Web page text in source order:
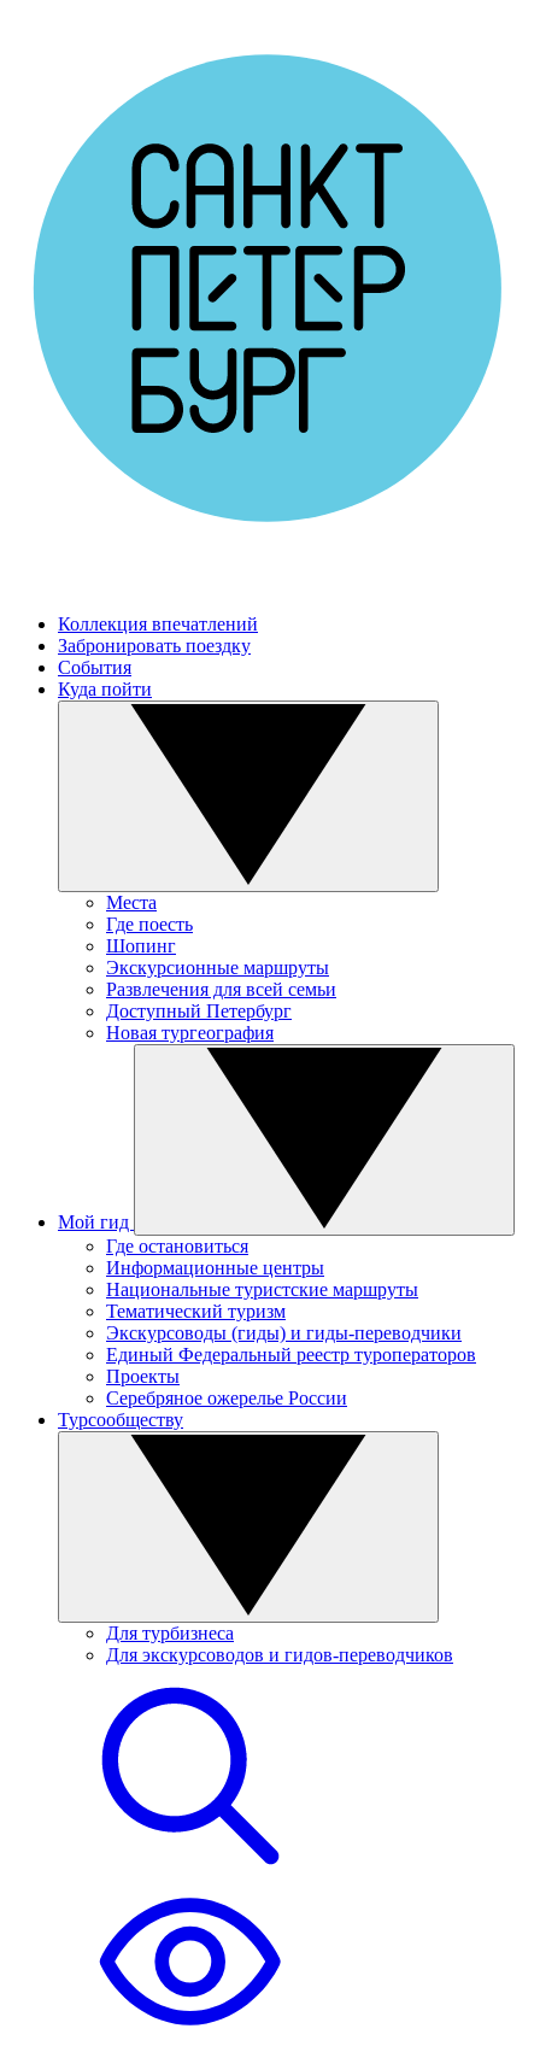
Коллекция впечатлений
Забронировать поездку
События
Куда пойти
Места
Где поесть
Шопинг
Экскурсионные маршруты
Развлечения для всей семьи
Доступный Петербург
Новая тургеография
Мой гид
Где остановиться
Информационные центры
Национальные туристские маршруты
Тематический туризм
Экскурсоводы (гиды) и гиды-переводчики
Единый Федеральный реестр туроператоров
Проекты
Серебряное ожерелье России
Турсообществу
Для турбизнеса
Для экскурсоводов и гидов-переводчиков